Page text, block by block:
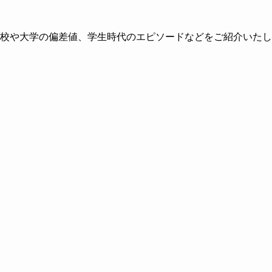
や大学の偏差値、学生時代のエピソードなどをご紹介いたし